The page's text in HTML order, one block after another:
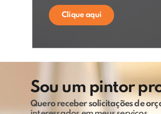
Clique aqui
Sou um pintor
Quero receber solicitações de